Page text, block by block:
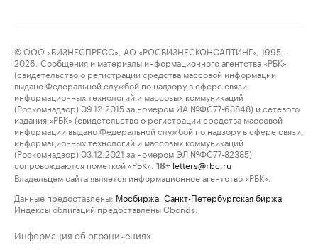
© ООО «БИЗНЕСПРЕСС», АО «РОСБИЗНЕСКОНСАЛТИНГ», 1995–
2026. Сообщения и материалы информационного агентства «РБК»
(свидетельство о регистрации средства массовой информации
выдано Федеральной службой по надзору в сфере связи,
информационных технологий и массовых коммуникаций
(Роскомнадзор) 09.12.2015 за номером ИА №ФС77-63848) и сетевого
издания «РБК» (свидетельство о регистрации средства массовой
информации выдано Федеральной службой по надзору в сфере связи,
информационных технологий и массовых коммуникаций
(Роскомнадзор) 03.12.2021 за номером ЭЛ №ФС77-82385)
сопровождаются пометкой «РБК».
18+ letters@rbc.ru
Владельцем сайта является информационное агентство «РБК».
Данные предоставлены: Мосбиржа Санкт-Петербургская биржа
Индексы облигаций предоставлены Cbonds.
Информация об ограничениях